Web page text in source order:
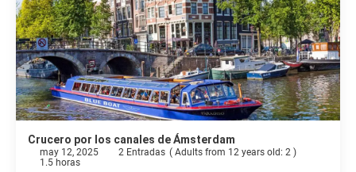
Crucero por los canales de Ámsterdam
may 12, 2025 2 Entradas ( Adults from 12 years old: 2 )
1.5 horas